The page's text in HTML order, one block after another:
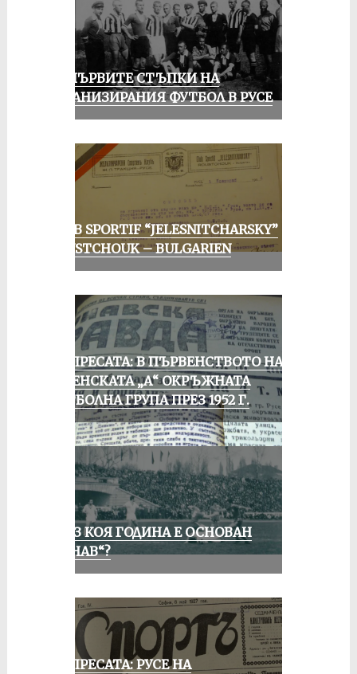
ЗА ПЪРВИТЕ СТЪПКИ НА
ОРГАНИЗИРАНИЯ ФУТБОЛ В РУСЕ
CLUB SPORTIF “JELESNITCHARSKY”
ROUSTCHOUK – BULGARIEN
ОТ ПРЕСАТА: В ПЪРВЕНСТВОТО НА
РУСЕНСКАТА „А“ ОКРЪЖНАТА
ФУТБОЛНА ГРУПА ПРЕЗ 1952 Г.
ПРЕЗ КОЯ ГОДИНА Е ОСНОВАН
„ДУНАВ“?
ОТ ПРЕСАТА: РУСЕ НА